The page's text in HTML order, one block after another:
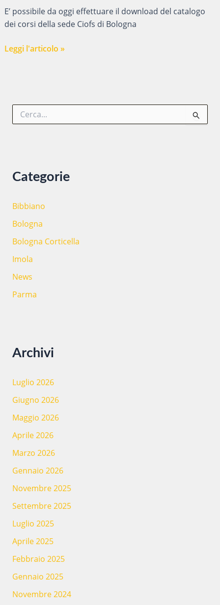
E’ possibile da oggi effettuare il download del catalogo
dei corsi della sede Ciofs di Bologna
Catalogo
Leggi l'articolo »
C
Categorie
Bibbiano
Bologna
Bologna Corticella
Imola
News
Parma
Archivi
Luglio 2026
Giugno 2026
Maggio 2026
Aprile 2026
Marzo 2026
Gennaio 2026
Novembre 2025
Settembre 2025
Luglio 2025
Aprile 2025
Febbraio 2025
Gennaio 2025
Novembre 2024